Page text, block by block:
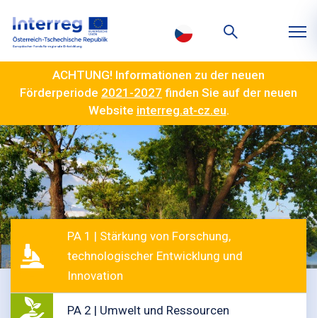
ACHTUNG! Informationen zu der neuen
Förderperiode 2021-2027 finden Sie auf der neuen
Website interreg.at-cz.eu.
PA 1 | Stärkung von Forschung,
technologischer Entwicklung und
Innovation
PA 2 | Umwelt und Ressourcen